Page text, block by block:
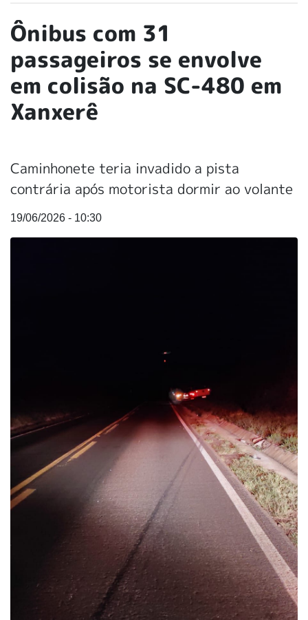
Ônibus com 31
passageiros se envolve
em colisão na SC-480 em
Xanxerê
Caminhonete teria invadido a pista
contrária após motorista dormir ao volante
19/06/2026 - 10:30